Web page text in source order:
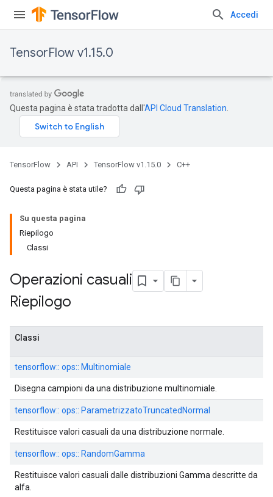
Accedi
TensorFlow v1.15.0
Questa pagina è stata tradotta dall'API Cloud Translation
TensorFlow API TensorFlow v1.15.0 C++
Questa pagina è stata utile?
Su questa pagina
Riepilogo
Classi
Operazioni casuali
Riepilogo
Classi
tensorflow:: ops:: Multinomiale
Disegna campioni da una distribuzione multinomiale.
tensorflow:: ops:: ParametrizzatoTruncatedNormal
Restituisce valori casuali da una distribuzione normale.
tensorflow:: ops:: RandomGamma
Restituisce valori casuali dalle distribuzioni Gamma descritte da
alfa.